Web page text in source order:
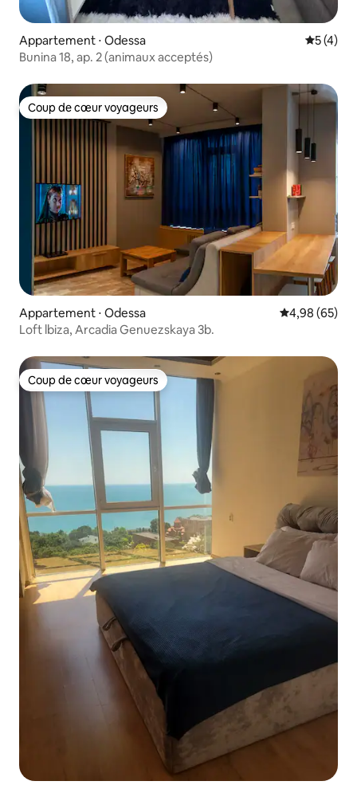
Appartement ⋅ Odessa
5 (4)
Bunina 18, ap. 2 (animaux acceptés)
Coup de cœur voyageurs
Coup de cœur voyageurs
Appartement ⋅ Odessa Évaluation
4,98 (65)
Loft lbiza, Arcadia Genuezskaya 3b.
Coup de cœur voyageurs
Coup de cœur voyageurs